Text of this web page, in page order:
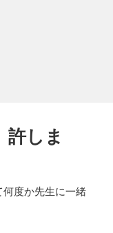
しま
度か先生に一緒